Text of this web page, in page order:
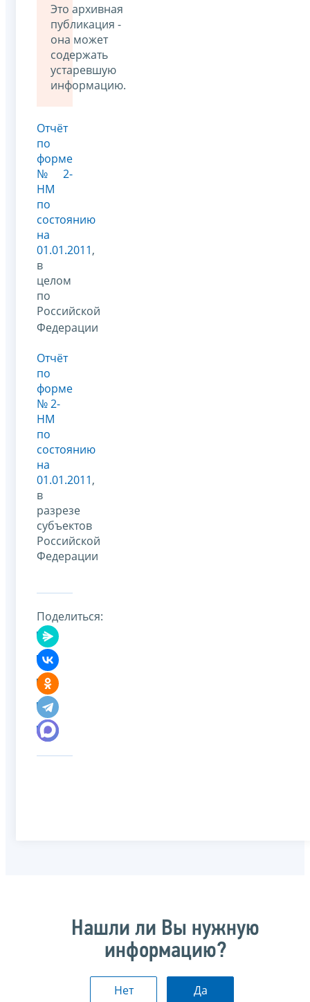
Это архивная
публикация -
она может
содержать
устаревшую
информацию.
Отчёт
по
форме
№ 2-
НМ
по
состоянию
на
01.01.2011,
в
целом
по
Российской
Федерации
Отчёт
по
форме
№ 2-
НМ
по
состоянию
на
01.01.2011,
в
разрезе
субъектов
Российской
Федерации
Поделиться:
Нашли ли Вы нужную
информацию?
Нет Да